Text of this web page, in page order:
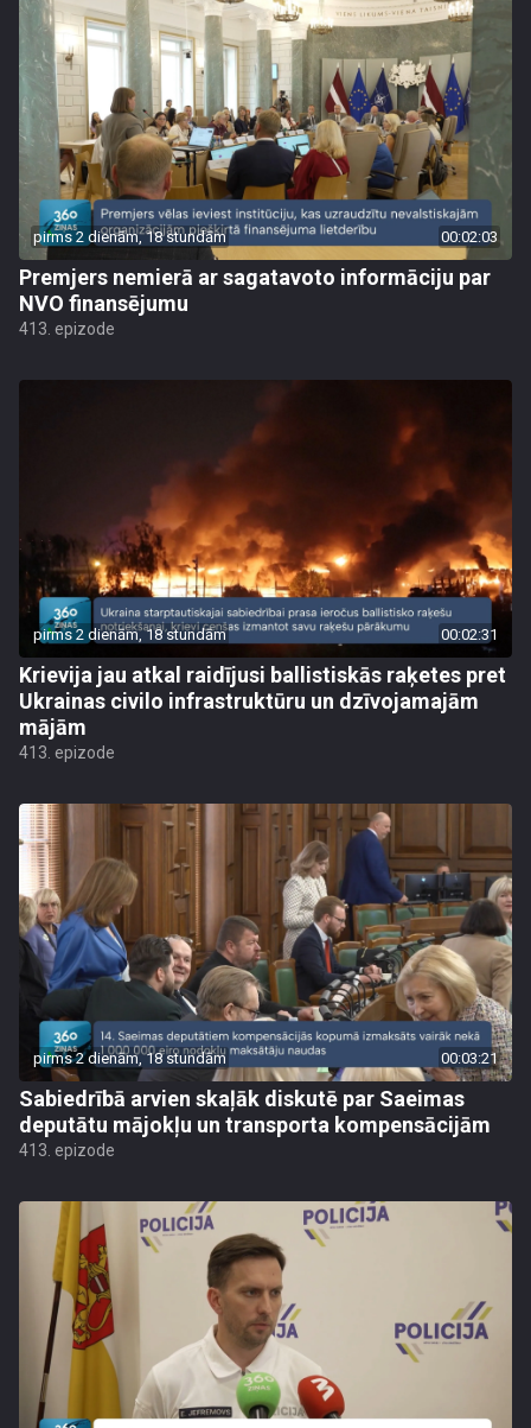
pirms 2 dienām, 18 stundām 00:02:03
Premjers nemierā ar sagatavoto informāciju par
NVO finansējumu
413. epizode
pirms 2 dienām, 18 stundām 00:02:31
Krievija jau atkal raidījusi ballistiskās raķetes pret
Ukrainas civilo infrastruktūru un dzīvojamajām
mājām
413. epizode
pirms 2 dienām, 18 stundām 00:03:21
Sabiedrībā arvien skaļāk diskutē par Saeimas
deputātu mājokļu un transporta kompensācijām
413. epizode